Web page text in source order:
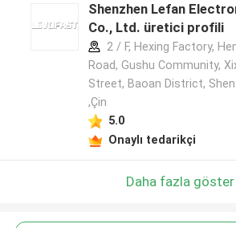
Shenzhen Lefan
Co., Ltd. üretici profili
2 / F, Hexing Factory,
Road, Gushu Community,
Street, Baoan District,
,Çin
5.0
Onaylı tedarikçi
Daha fazla göster